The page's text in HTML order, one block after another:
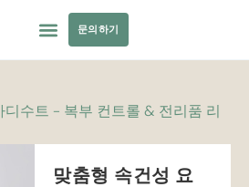
문의하기
디수트 - 복부 컨트롤 & 전리품 리
맞춤형 속건성 요